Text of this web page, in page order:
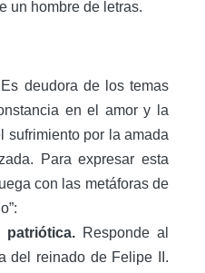
un hombre de letras.
deudora de los temas
en el amor y la
sufrimiento por la amada
Para expresar esta
con las metáforas de
patriótica. Responde al
del reinado de Felipe II.